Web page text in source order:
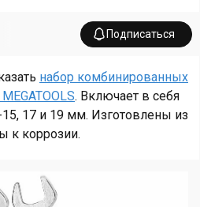
Подписаться
набор комбинированных
. Включает в себя
17 и 19 мм. Изготовлены из
к коррозии.